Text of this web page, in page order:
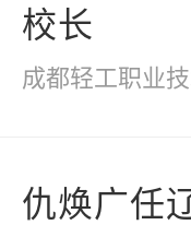
校长
成都轻工职业
仇焕广任